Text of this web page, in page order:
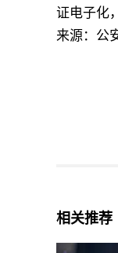
证电子化
来源：公
相关推荐